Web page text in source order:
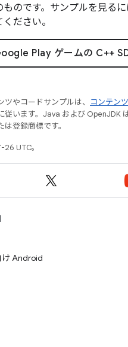
のです。サンプルを見る
ださい。
やコードサンプルは、
コンテン
従います。Java および OpenJDK
登録商標です。
UTC。
け Android